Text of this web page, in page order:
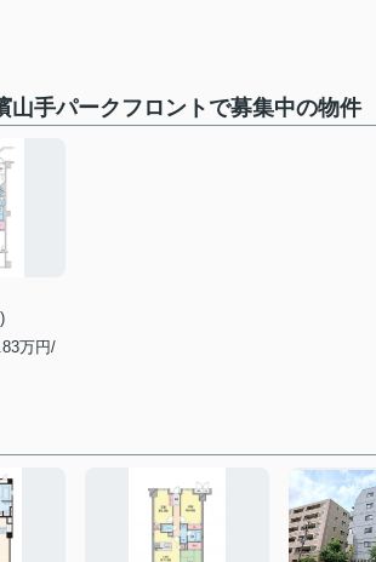
山手パークフロントで募集中の物件
万円/